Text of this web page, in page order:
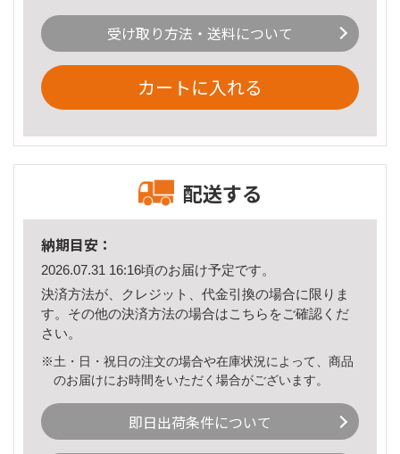
受け取り方法・送料について
カートに入れる
配送する
納期目安：
2026.07.31 16:16頃のお届け予定です。
決済方法が、クレジット、代金引換の場合に限りま
す。その他の決済方法の場合はこちら をご確認くだ
さい。
※土・日・祝日の注文の場合や在庫状況によって、商品
のお届けにお時間をいただく場合がございます。
即日出荷条件について